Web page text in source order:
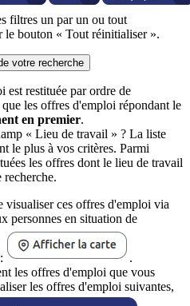
filtres un par un ou tout
le bouton « Tout réinitialiser ».
votre recherche
est restituée par ordre de
les offres d'emploi répondant le
en premier.
« Lieu de travail » ? La liste
le plus à vos critères. Parmi
les offres dont le lieu de travail
recherche.
visualiser ces offres d'emploi via
personnes en situation de
.
les offres d'emploi que vous
les offres d'emploi suivantes,